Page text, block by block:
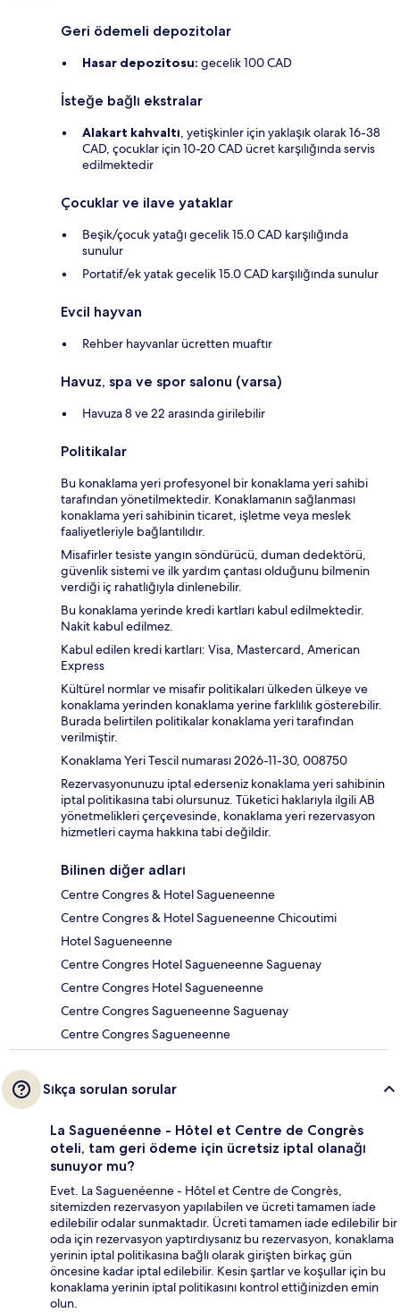
Geri ödemeli depozitolar
Hasar depozitosu: gecelik 100 CAD
İsteğe bağlı ekstralar
Alakart kahvaltı, yetişkinler için yaklaşık olarak 16-38
CAD, çocuklar için 10-20 CAD ücret karşılığında servis
edilmektedir
Çocuklar ve ilave yataklar
Beşik/çocuk yatağı gecelik 15.0 CAD karşılığında
sunulur
Portatif/ek yatak gecelik 15.0 CAD karşılığında sunulur
Evcil hayvan
Rehber hayvanlar ücretten muaftır
Havuz, spa ve spor salonu (varsa)
Havuza 8 ve 22 arasında girilebilir
Politikalar
Bu konaklama yeri profesyonel bir konaklama yeri sahibi
tarafından yönetilmektedir. Konaklamanın sağlanması
konaklama yeri sahibinin ticaret, işletme veya meslek
faaliyetleriyle bağlantılıdır.
Misafirler tesiste yangın söndürücü, duman dedektörü,
güvenlik sistemi ve ilk yardım çantası olduğunu bilmenin
verdiği iç rahatlığıyla dinlenebilir.
Bu konaklama yerinde kredi kartları kabul edilmektedir.
Nakit kabul edilmez.
Kabul edilen kredi kartları: Visa, Mastercard, American
Express
Kültürel normlar ve misafir politikaları ülkeden ülkeye ve
konaklama yerinden konaklama yerine farklılık gösterebilir.
Burada belirtilen politikalar konaklama yeri tarafından
verilmiştir.
Konaklama Yeri Tescil numarası 2026-11-30, 008750
Rezervasyonunuzu iptal ederseniz konaklama yeri sahibinin
iptal politikasına tabi olursunuz. Tüketici haklarıyla ilgili AB
yönetmelikleri çerçevesinde, konaklama yeri rezervasyon
hizmetleri cayma hakkına tabi değildir.
Bilinen diğer adları
Centre Congres & Hotel Sagueneenne
Centre Congres & Hotel Sagueneenne Chicoutimi
Hotel Sagueneenne
Centre Congres Hotel Sagueneenne Saguenay
Centre Congres Hotel Sagueneenne
Centre Congres Sagueneenne Saguenay
Centre Congres Sagueneenne
Sıkça sorulan sorular
La Saguenéenne - Hôtel et Centre de Congrès
oteli, tam geri ödeme için ücretsiz iptal olanağı
sunuyor mu?
Evet. La Saguenéenne - Hôtel et Centre de Congrès,
sitemizden rezervasyon yapılabilen ve ücreti tamamen iade
edilebilir odalar sunmaktadır. Ücreti tamamen iade edilebilir bir
oda için rezervasyon yaptırdıysanız bu rezervasyon, konaklama
yerinin iptal politikasına bağlı olarak girişten birkaç gün
öncesine kadar iptal edilebilir. Kesin şartlar ve koşullar için bu
konaklama yerinin iptal politikasını kontrol ettiğinizden emin
olun.